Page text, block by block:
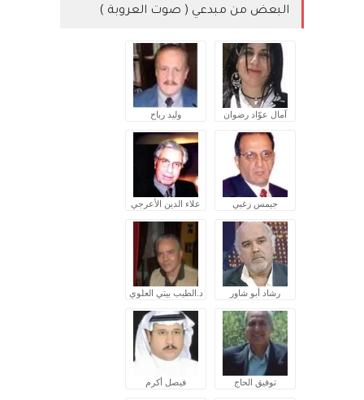
البعض من مبدعي ( صوت العروبة )
آمال عوّاد رضوان وليد رباح
جيمس زغبي علاء الدين الأعرجي
رشاد أبو شاور د.الطيب بيتي العلوي
توفيق الحاج فيصل أكرم